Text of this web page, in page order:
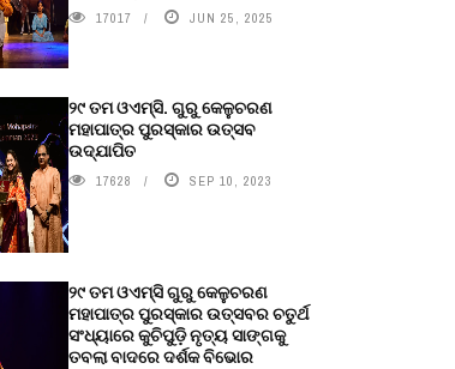
17017 JUN 25, 2025
୨୯ ତମ ଓଏମ୍‌ସି. ଗୁରୁ କେଳୁଚରଣ
ମହାପାତ୍ର ପୁରସ୍କାର ଉତ୍ସବ
ଉଦ୍‍ଯାପିତ
17628 SEP 10, 2023
୨୯ ତମ ଓଏମ୍‌ସି ଗୁରୁ କେଳୁଚରଣ
ମହାପାତ୍ର ପୁରସ୍କାର ଉତ୍ସବର ଚତୁର୍ଥ
ସଂଧ୍ୟାରେ କୁଚିପୁଡ଼ି ନୃତ୍ୟ ସାଙ୍ଗକୁ
ତବଲା ବାଦରେ ଦର୍ଶକ ବିଭୋର